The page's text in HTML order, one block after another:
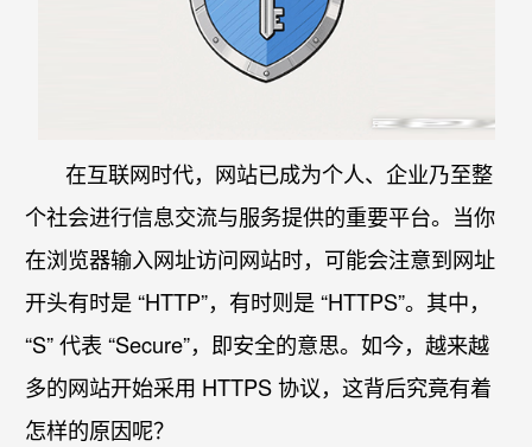
在互联网时代，网站已成为个人、企业乃至整
个社会进行信息交流与服务提供的重要平台。当你
在浏览器输入网址访问网站时，可能会注意到网址
开头有时是 “HTTP”，有时则是 “HTTPS”。其中，
“S” 代表 “Secure”，即安全的意思。如今，越来越
多的网站开始采用 HTTPS 协议，这背后究竟有着
怎样的原因呢？​